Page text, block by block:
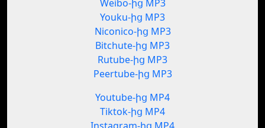
Weibo-ից MP3
Youku-ից MP3
Niconico-ից MP3
Bitchute-ից MP3
Rutube-ից MP3
Peertube-ից MP3
Youtube-ից MP4
Tiktok-ից MP4